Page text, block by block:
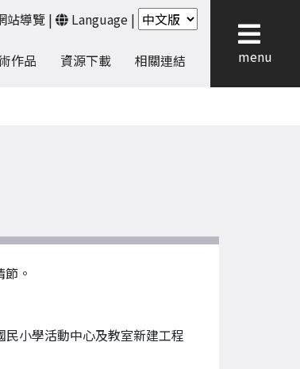
站導覽 | Language |
作品 資源下載 相關連結 menu
。
民小學活動中心及教室新建工程